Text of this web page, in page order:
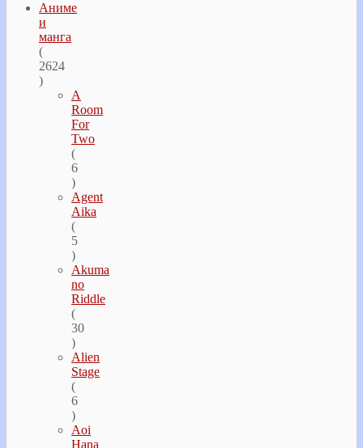
Аниме
и
манга
(
2624
)
A
Room
For
Two
(
6
)
Agent
Aika
(
5
)
Akuma
no
Riddle
(
30
)
Alien
Stage
(
6
)
Aoi
Hana